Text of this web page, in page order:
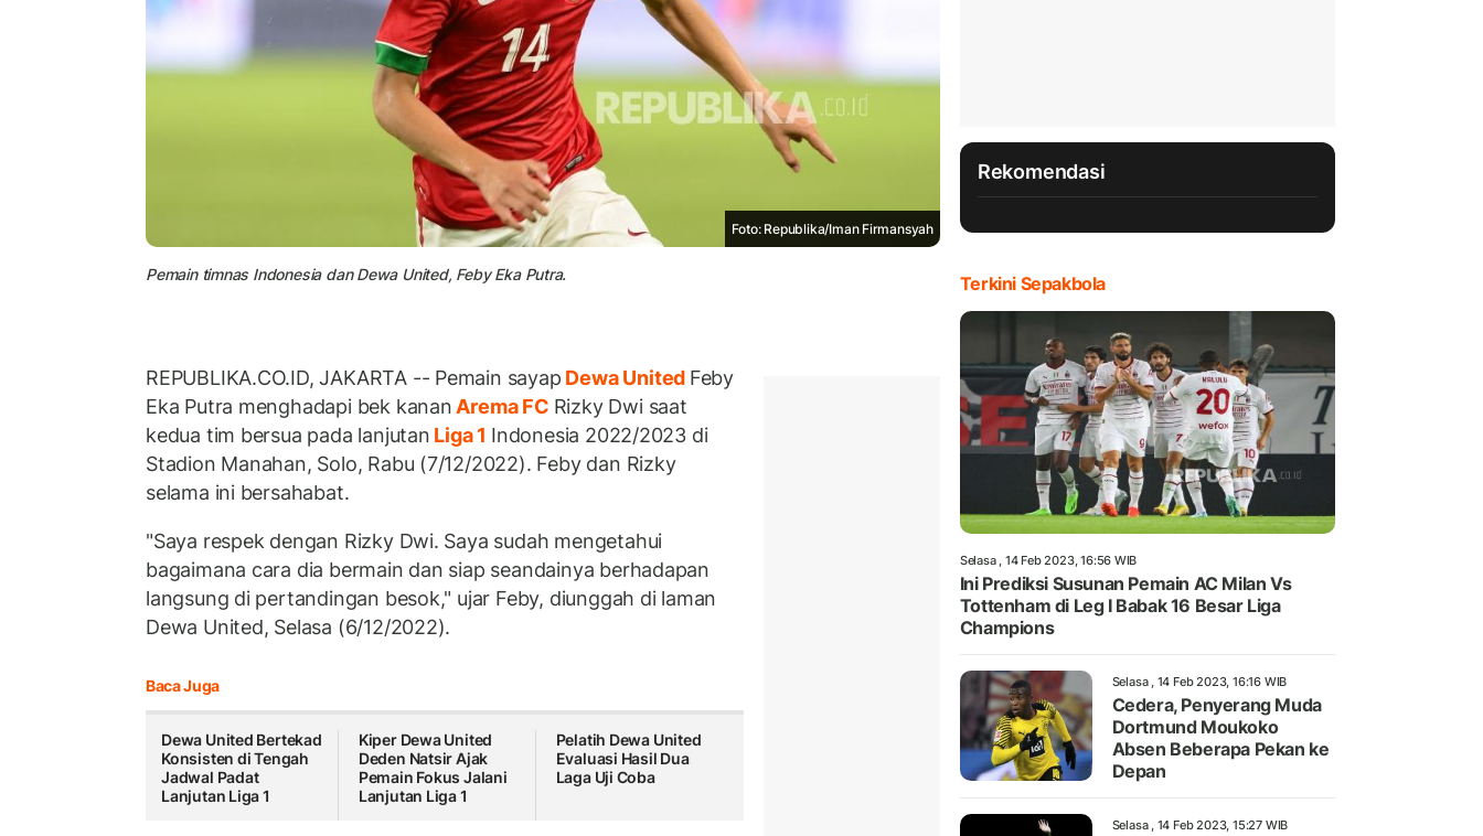
Foto: Republika/Iman Firmansyah
Pemain timnas Indonesia dan Dewa United, Feby Eka Putra.
REPUBLIKA.CO.ID, JAKARTA -- Pemain sayap Dewa United Feby
Eka Putra menghadapi bek kanan Arema FC Rizky Dwi saat
kedua tim bersua pada lanjutan Liga 1 Indonesia 2022/2023 di
Stadion Manahan, Solo, Rabu (7/12/2022). Feby dan Rizky
selama ini bersahabat.
"Saya respek dengan Rizky Dwi. Saya sudah mengetahui
bagaimana cara dia bermain dan siap seandainya berhadapan
langsung di pertandingan besok," ujar Feby, diunggah di laman
Dewa United, Selasa (6/12/2022).
Baca Juga
Dewa United Bertekad
Konsisten di Tengah
Jadwal Padat
Lanjutan Liga 1
Kiper Dewa United
Deden Natsir Ajak
Pemain Fokus Jalani
Lanjutan Liga 1
Pelatih Dewa United
Evaluasi Hasil Dua
Laga Uji Coba
Rekomendasi
Terkini Sepakbola
Selasa , 14 Feb 2023, 16:56 WIB
Ini Prediksi Susunan Pemain AC Milan Vs
Tottenham di Leg I Babak 16 Besar Liga
Champions
Selasa , 14 Feb 2023, 16:16 WIB
Cedera, Penyerang Muda
Dortmund Moukoko
Absen Beberapa Pekan ke
Depan
Selasa , 14 Feb 2023, 15:27 WIB